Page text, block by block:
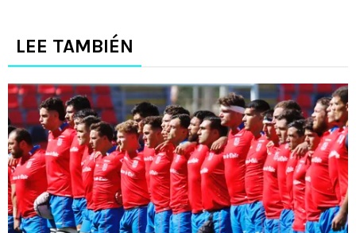
LEE TAMBIÉN